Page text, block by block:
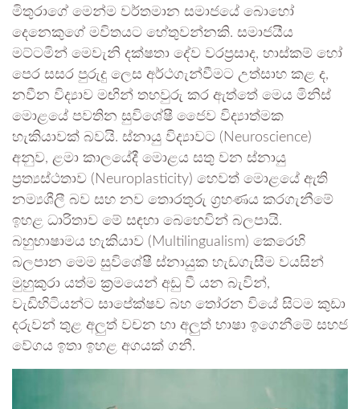
මිතුරාගේ මෙන්ම වර්තමාන සමාජයේ බොහෝ
දෙනෙකුගේ මවිතයට හේතුවන්නකි. සමාජයීය
මට්ටමින් මෙවැනි දක්ෂතා දේව වරප්‍රසාද, හාස්කම් හෝ
පෙර සසර පුරුදු ලෙස අර්ථගැන්වීමට උත්සාහ කළ ද,
නවීන විද්‍යාව මඟින් තහවුරු කර ඇත්තේ මෙය මිනිස්
මොළයේ පවතින සුවිශේෂී ජෛව විද්‍යාත්මක
හැකියාවක් බවයි. ස්නායු විද්‍යාවට (Neuroscience)
අනුව, ළමා කාලයේදී මොළය සතු වන ස්නායු
ප්‍රත්‍යස්ථතාව (Neuroplasticity) හෙවත් මොළයේ ඇති
නම්‍යශීලී බව සහ නව තොරතුරු ග්‍රහණය කරගැනීමේ
ඉහළ ධාරිතාව මේ සඳහා බෙහෙවින් බලපායි.
බහුභාෂාමය හැකියාව (Multilingualism) කෙරෙහි
බලපාන මෙම සුවිශේෂී ස්නායුක හැඩගැසීම වයසින්
මුහුකුරා යත්ම ක්‍රමයෙන් අඩු වී යන බැවින්,
වැඩිහිටියන්ට සාපේක්ෂව බහ තෝරන වියේ සිටම කුඩා
දරුවන් තුළ අලුත් වචන හා අලුත් භාෂා ඉගෙනීමේ සහජ
වේගය ඉතා ඉහළ අගයක් ගනී.